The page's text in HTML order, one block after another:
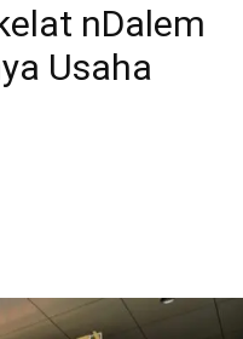
nDalem
Usaha